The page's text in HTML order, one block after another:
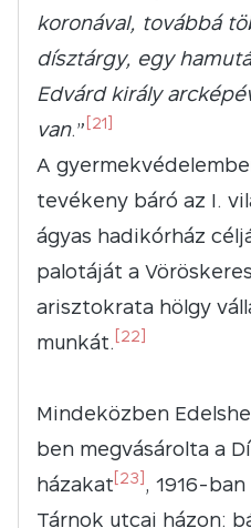
koronával, továbbá
dísztárgy, egy
Edvárd király
van.” [21]
A
tevékeny báró az I.
ágyas hadikórház
palotáját a
arisztokrata hölgy
munkát. [22]
Mindeközben
ben megvásárolta a
házakat [23] , 1916-
Tárnok utcai házon: